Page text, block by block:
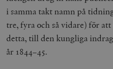
i samma takt namn på
tre, fyra och så vidare) för
detta, till den kungliga
år 1844–45.